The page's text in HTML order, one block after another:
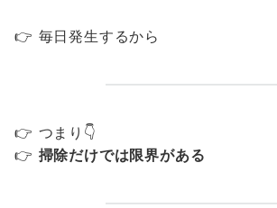
👉 毎日発生するから
👉 つまり👇
👉 掃除だけでは限界がある